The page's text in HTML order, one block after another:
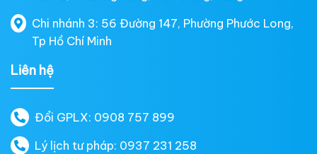
Chi nhánh 3: 56 Đường 147, Phường Phước Long,
Tp Hồ Chí Minh
Liên hệ
Đổi GPLX: 0908 757 899
Lý lịch tư pháp: 0937 231 258